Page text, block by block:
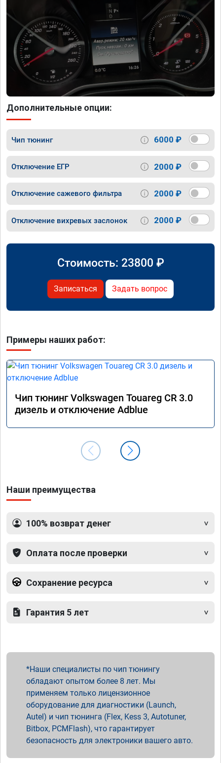
Дополнительные опции:
Чип тюнинг 6000 ₽
Отключение ЕГР 2000 ₽
Отключение сажевого фильтра 2000 ₽
Отключение вихревых заслонок 2000 ₽
Стоимость: 23800 ₽
Записаться Задать вопрос
Примеры наших работ:
Чип тюнинг Volkswagen Touareg CR 3.0
дизель и отключение Adblue
Наши преимущества
100% возврат денег
Оплата после проверки
Сохранение ресурса
Гарантия 5 лет
Наши специалисты по чип тюнингу
обладают опытом более 8 лет. Мы
применяем только лицензионное
оборудование для диагностики (Launch,
Autel) и чип тюнинга (Flex, Kess 3, Autotuner,
Bitbox, PCMFlash), что гарантирует
безопасность для электроники вашего авто.